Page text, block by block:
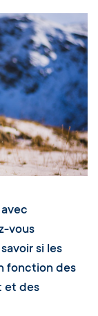
vous
si les
fonction des
et des